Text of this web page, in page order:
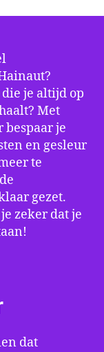
je altijd op
Met
je
en gesleur
te
gezet.
zeker dat je
dat